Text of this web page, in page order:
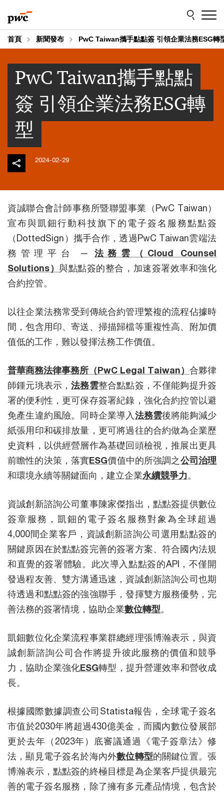
to
content
to
footer
首頁 新聞發布 PwC Taiwan攜手點點簽 引領企業法務ESG轉
PwC Taiwan攜手點點
簽 引領企業法務ESG轉
型
2024-02-29
資誠聯合會計師事務所暨聯盟事業（PwC Taiwan）
宣布與凱鈿行動科技旗下的電子簽名服務點點簽
（DottedSign）攜手合作，透過PwC Taiwan雲端法
務管理平台 ─ 法務雲（Cloud Counsel
Solutions）與點點簽的整合，加速簽署效率和強化
合約控管。
以往企業法務常受到傳統合約管理繁複的流程佔據時
間，包含用印、寄送、掃描歸檔等重複性高、附加價
值低的工作，難以發揮法務工作價值。
普華商務法律事務所（PwC Legal Taiwan） 合夥律
師鍾元珧表示，法務雲整合點點簽，不僅能夠提升簽
署的便利性，更可保存簽署紀錄，強化合約控管以避
免產生違約風險。同時企業導入 法務雲後將能夠減少
紙張用印和碳排放量，更可將過往的合約做為企業歷
史資料，以供經營層作為基礎回頭檢視，推展出更具
前瞻性的決策，落實ESG價值中的所強調之公司治理
和環境永續等關鍵面向，建立企業永續競爭力。
資誠創新諮詢公司董事陳家傑指出，點點簽提供數位
簽章服務，凱鈿的電子簽名服務對象為全球超過
4,000間企業客戶，資誠創新諮詢公司選用點點簽的
關鍵原因在於點點簽完善的簽署方案、符合國內法規
和直覺的簽署體驗。此次導入點點簽的API，不僅開
發過程友善、雙方溝通迅速，資誠創新諮詢公司也期
待透過和點點簽的強強聯手，發揮雙方服務優勢，完
善法務的簽署情境，協助企業數位轉型。
凱鈿數位化企業流程事業群總經理張博瀚表示，與資
誠創新諮詢公司合作將提升彼此服務的價值和競爭
力，協助企業強化ESG轉型，提升營運效率和營收成
長。
根據國際數據調查公司Statista報告，全球電子簽名
市值於2030年將超過430億美金，而國內數位發展部
更於去年（2023年）底審議通過《電子簽章法》修
法，顯見電子簽名於海內外數位轉型的關鍵位置。張
博瀚表示，點點簽的終極目標是為企業客戶提供最完
善的電子簽名服務，除了擁有多元產品情境，包含於